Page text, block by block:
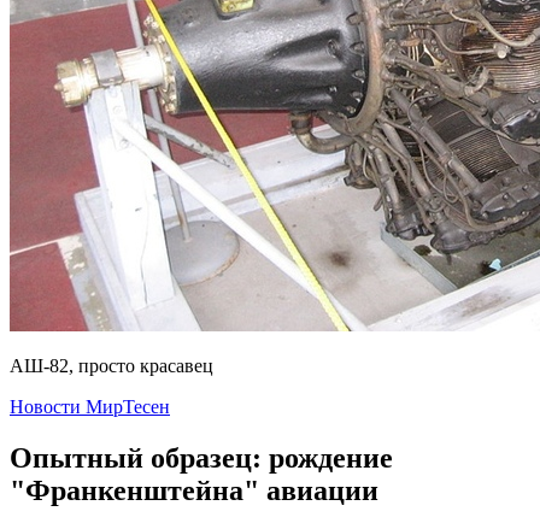
АШ-82, просто красавец
Новости МирТесен
Опытный образец: рождение
"Франкенштейна" авиации